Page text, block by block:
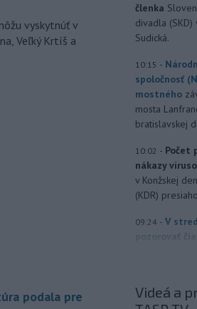
vyskytnúť v
Veľký Krtíš a
podala pre
členka
divadla
Sudická.
10:15 -
spoločnosť
mostného
mosta
bratislavskej
10:02 - Počet
nákazy
v Konžskej
(KDR)
09:24 - V
pozorovať
podala v
Videá a